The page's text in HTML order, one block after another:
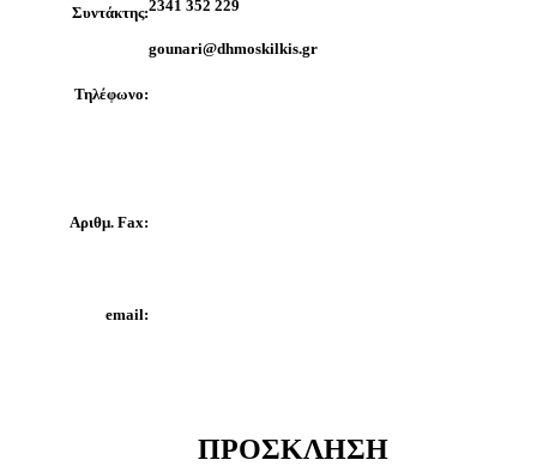
Συντάκτης:
Τηλέφωνο:
Αριθμ. Fax:
email:
2341 352 229
gounari@dhmoskilkis.gr
ΠΡΟΣΚΛΗΣΗ